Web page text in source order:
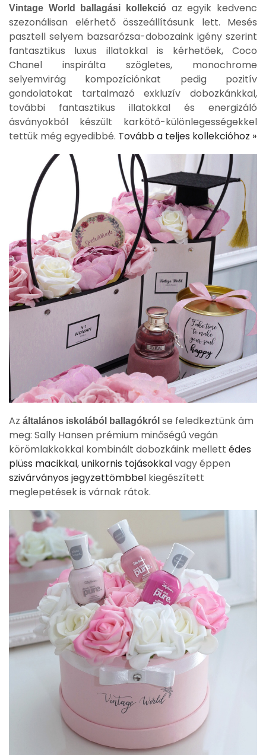
Vintage World ballagási kollekció az egyik kedvenc
szezonálisan elérhető összeállításunk lett. Mesés
pasztell selyem bazsarózsa-dobozaink igény szerint
fantasztikus luxus illatokkal is kérhetőek, Coco
Chanel inspirálta szögletes, monochrome
selyemvirág kompozíciónkat pedig pozitív
gondolatokat tartalmazó exkluzív dobozkánkkal,
további fantasztikus illatokkal és energizáló
ásványokból készült karkötő-különlegességekkel
tettük még egyedibbé. Tovább a teljes kollekcióhoz »
Az általános iskolából ballagókról se feledkeztünk ám
meg: Sally Hansen prémium minőségű vegán
körömlakkokkal kombinált dobozkáink mellett édes
plüss macikkal,unikornis tojásokkalvagy éppen
szivárványos jegyzettömbbel kiegészített
meglepetések is várnak rátok.